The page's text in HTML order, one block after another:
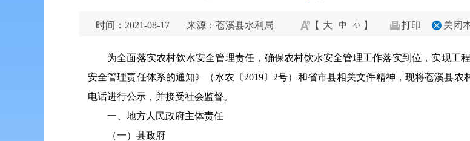
时间：2021-08-17 来源：苍溪县水利局 【 大 中 小 】 打印 关闭
为全面落实农村饮水安全管理责任 ，确保农村饮水安全管理工作落实到位，实现工
安全管理责任体系的通知》（水农〔2019〕2号）和省市县相关文件精神，现将苍溪县
电话进行公示，并接受社会监督。
一、地方人民政府主体责任
（一）县政府